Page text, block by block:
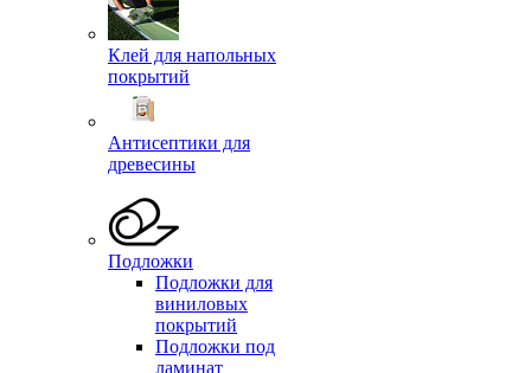
Клей для напольных
покрытий
Антисептики для
древесины
Подложки
Подложки для
виниловых
покрытий
Подложки под
ламинат